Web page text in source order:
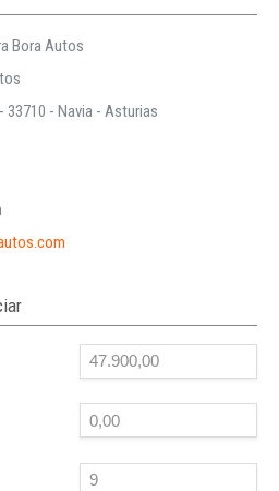
Bora Autos
33710 - Navia - Asturias